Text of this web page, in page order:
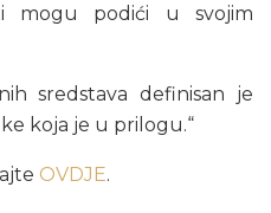
mogu podići u svojim
sredstava definisan je
koja je u prilogu.“
OVDJE.